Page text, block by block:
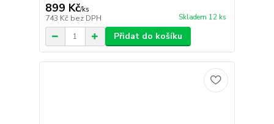
899 Kč/ks
743 Kč bez DPH Skladem 12 ks
Přidat do košíku